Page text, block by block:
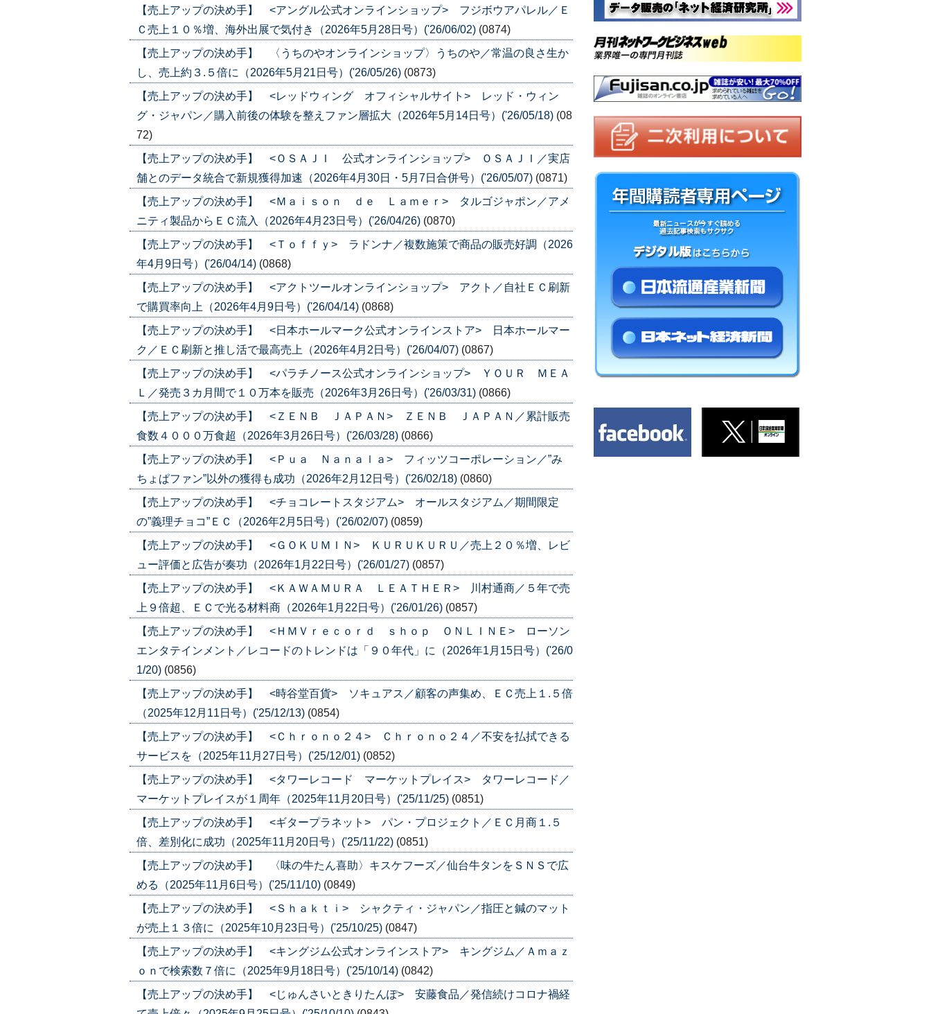
【売上アップの決め手】 <アングル公式オンラインショップ> フジボウアパレル／Ｅ
Ｃ売上１０％増、海外出展で気付き（2026年5月28日号）('26/06/02) (0874)
【売上アップの決め手】 〈うちのやオンラインショップ〉うちのや／常温の良さ生か
し、売上約３.５倍に（2026年5月21日号）('26/05/26) (0873)
【売上アップの決め手】 <レッドウィング オフィシャルサイト> レッド・ウィン
グ・ジャパン／購入前後の体験を整えファン層拡大（2026年5月14日号）('26/05/18) (08
72)
【売上アップの決め手】 <ＯＳＡＪＩ 公式オンラインショップ> ＯＳＡＪＩ／実店
舗とのデータ統合で新規獲得加速（2026年4月30日・5月7日合併号）('26/05/07) (0871)
【売上アップの決め手】 <Ｍａｉｓｏｎ ｄｅ Ｌａｍｅｒ> タルゴジャポン／アメ
ニティ製品からＥＣ流入（2026年4月23日号）('26/04/26) (0870)
【売上アップの決め手】 <Ｔｏｆｆｙ> ラドンナ／複数施策で商品の販売好調（2026
年4月9日号）('26/04/14) (0868)
【売上アップの決め手】 <アクトツールオンラインショップ> アクト／自社ＥＣ刷新
で購買率向上（2026年4月9日号）('26/04/14) (0868)
【売上アップの決め手】 <日本ホールマーク公式オンラインストア> 日本ホールマー
ク／ＥＣ刷新と推し活で最高売上（2026年4月2日号）('26/04/07) (0867)
【売上アップの決め手】 <パラチノース公式オンラインショップ> ＹＯＵＲ ＭＥＡ
Ｌ／発売３カ月間で１０万本を販売（2026年3月26日号）('26/03/31) (0866)
【売上アップの決め手】 <ＺＥＮＢ ＪＡＰＡＮ> ＺＥＮＢ ＪＡＰＡＮ／累計販売
食数４０００万食超（2026年3月26日号）('26/03/28) (0866)
【売上アップの決め手】 <Ｐｕａ Ｎａｎａｌａ> フィッツコーポレーション／”み
ちょぱファン”以外の獲得も成功（2026年2月12日号）('26/02/18) (0860)
【売上アップの決め手】 <チョコレートスタジアム> オールスタジアム／期間限定
の”義理チョコ”ＥＣ（2026年2月5日号）('26/02/07) (0859)
【売上アップの決め手】 <ＧＯＫＵＭＩＮ> ＫＵＲＵＫＵＲＵ／売上２０％増、レビ
ュー評価と広告が奏功（2026年1月22日号）('26/01/27) (0857)
【売上アップの決め手】 <ＫＡＷＡＭＵＲＡ ＬＥＡＴＨＥＲ> 川村通商／５年で売
上９倍超、ＥＣで光る材料商（2026年1月22日号）('26/01/26) (0857)
【売上アップの決め手】 <ＨＭＶｒｅｃｏｒｄ ｓｈｏｐ ＯＮＬＩＮＥ> ローソン
エンタテインメント／レコードのトレンドは「９０年代」に（2026年1月15日号）('26/0
1/20) (0856)
【売上アップの決め手】 <時谷堂百貨> ソキュアス／顧客の声集め、ＥＣ売上１.５倍
（2025年12月11日号）('25/12/13) (0854)
【売上アップの決め手】 <Ｃｈｒｏｎｏ２４> Ｃｈｒｏｎｏ２４／不安を払拭できる
サービスを（2025年11月27日号）('25/12/01) (0852)
【売上アップの決め手】 <タワーレコード マーケットプレイス> タワーレコード／
マーケットプレイスが１周年（2025年11月20日号）('25/11/25) (0851)
【売上アップの決め手】 <ギタープラネット> パン・プロジェクト／ＥＣ月商１.５
倍、差別化に成功（2025年11月20日号）('25/11/22) (0851)
【売上アップの決め手】 〈味の牛たん喜助〉キスケフーズ／仙台牛タンをＳＮＳで広
める（2025年11月6日号）('25/11/10) (0849)
【売上アップの決め手】 <Ｓｈａｋｔｉ> シャクティ・ジャパン／指圧と鍼のマット
が売上１３倍に（2025年10月23日号）('25/10/25) (0847)
【売上アップの決め手】 <キングジム公式オンラインストア> キングジム／Ａｍａｚ
ｏｎで検索数７倍に（2025年9月18日号）('25/10/14) (0842)
【売上アップの決め手】 <じゅんさいときりたんぽ> 安藤食品／発信続けコロナ禍経